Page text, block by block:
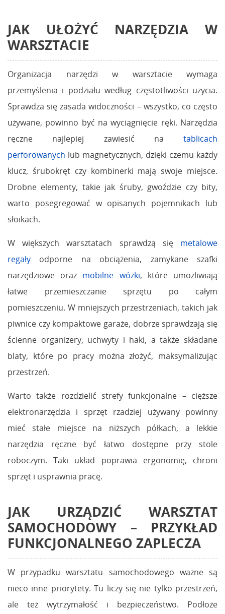
JAK UŁOŻYĆ NARZĘDZIA W
WARSZTACIE
Organizacja narzędzi w warsztacie wymaga
przemyślenia i podziału według częstotliwości użycia.
Sprawdza się zasada widoczności – wszystko, co często
używane, powinno być na wyciągnięcie ręki. Narzędzia
ręczne najlepiej zawiesić na tablicach
perforowanych lub magnetycznych, dzięki czemu każdy
klucz, śrubokręt czy kombinerki mają swoje miejsce.
Drobne elementy, takie jak śruby, gwoździe czy bity,
warto posegregować w opisanych pojemnikach lub
słoikach.
W większych warsztatach sprawdzą się metalowe
regały odporne na obciążenia, zamykane szafki
narzędziowe oraz mobilne wózki, które umożliwiają
łatwe przemieszczanie sprzętu po całym
pomieszczeniu. W mniejszych przestrzeniach, takich jak
piwnice czy kompaktowe garaże, dobrze sprawdzają się
ścienne organizery, uchwyty i haki, a także składane
blaty, które po pracy można złożyć, maksymalizując
przestrzeń.
Warto także rozdzielić strefy funkcjonalne – cięższe
elektronarzędzia i sprzęt rzadziej używany powinny
mieć stałe miejsce na niższych półkach, a lekkie
narzędzia ręczne być łatwo dostępne przy stole
roboczym. Taki układ poprawia ergonomię, chroni
sprzęt i usprawnia pracę.
JAK URZĄDZIĆ WARSZTAT
SAMOCHODOWY – PRZYKŁAD
FUNKCJONALNEGO ZAPLECZA
W przypadku warsztatu samochodowego ważne są
nieco inne priorytety. Tu liczy się nie tylko przestrzeń,
ale też wytrzymałość i bezpieczeństwo. Podłoże